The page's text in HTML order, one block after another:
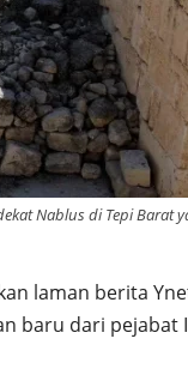
Nablus di Tepi Barat
laman berita
baru dari